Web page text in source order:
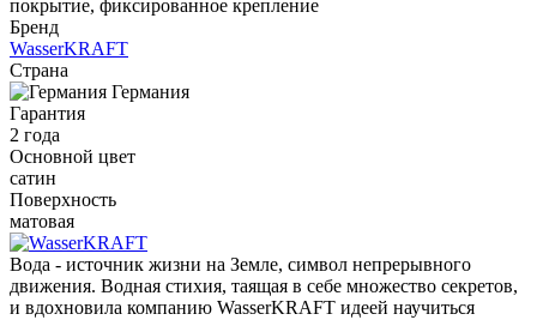
покрытие, фиксированное крепление
Бренд
WasserKRAFT
Страна
Германия
Гарантия
2 года
Основной цвет
сатин
Поверхность
матовая
Вода - источник жизни на Земле, символ непрерывного
движения. Водная стихия, таящая в себе множество секретов,
и вдохновила компанию WasserKRAFT идеей научиться